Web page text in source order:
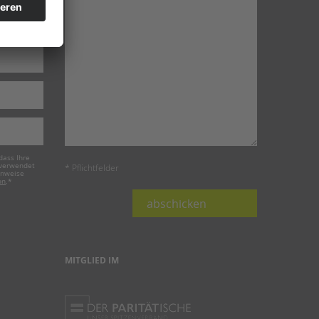
Ihre
. *
* Pflichtfelder
abschicken
MITGLIED IM